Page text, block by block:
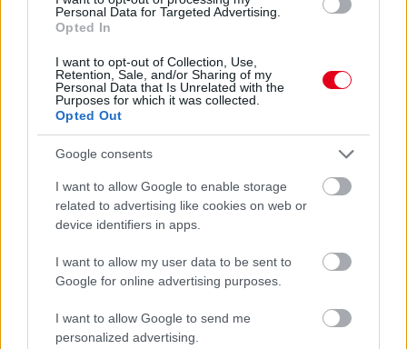
Personal Data for Targeted Advertising.
Opted In
I want to opt-out of Collection, Use,
Retention, Sale, and/or Sharing of my
Personal Data that Is Unrelated with the
Purposes for which it was collected.
Opted Out
Google consents
I want to allow Google to enable storage
related to advertising like cookies on web or
device identifiers in apps.
I want to allow my user data to be sent to
Google for online advertising purposes.
I want to allow Google to send me
personalized advertising.
megnyernie a Formula-1-nek.
részletek
2018. szeptember 9. vasárnap, 09:58
Az európai szezon nyertesei és vesztesei